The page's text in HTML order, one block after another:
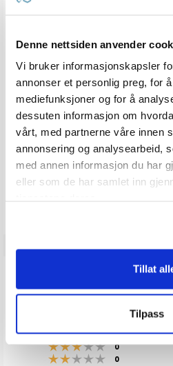
Denne nettsiden anvender
Vi bruker informasjonskapsler
annonser et personlig preg, for
mediefunksjoner og for å
dessuten informasjon om
vårt, med partnerne våre innen
annonsering og analysearbeid,
med annen informasjon du har
eller som de har samlet inn
Tillat
Tilpass
20+Tilgjengelig
Omgående
360,- Veil. 389,-
Produkter som vises her, er
sammen med denne varen, og
Karakter: 5
stemmer
Karakter: 4
1stemmer
Karakter: 3
0stemmer
Karakter: 2
0